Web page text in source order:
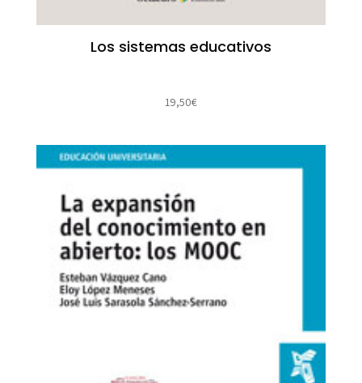
Los sistemas educativos
19,50€